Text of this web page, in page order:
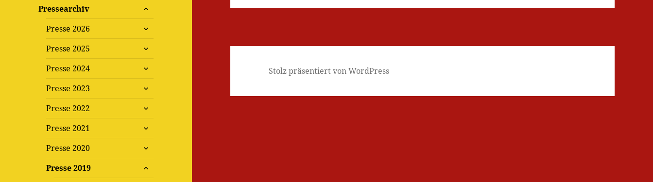
Pressearchiv
untermenü
öffnen
Presse 2026
untermenü
öffnen
Presse 2025
untermenü
öffnen
Presse 2024
untermenü
öffnen
Presse 2023
untermenü
öffnen
Presse 2022
untermenü
öffnen
Presse 2021
untermenü
öffnen
Presse 2020
untermenü
öffnen
Presse 2019
untermenü
öffnen
Stolz präsentiert von WordPress